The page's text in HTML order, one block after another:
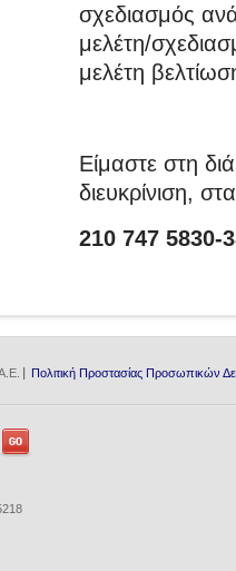
σχεδιασμός
μελέτη/
μελέτη
Είμαστε στη
διευκρίνιση,
210 747 5830-
Πολιτική Προστασίας Προσωπικών